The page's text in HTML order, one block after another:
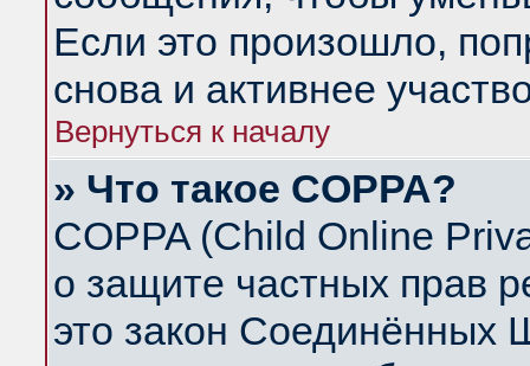
Если это произошло,
снова и активнее
Вернуться к началу
» Что такое COPPA?
COPPA (Child Online
о защите частных прав
это закон Соединённых